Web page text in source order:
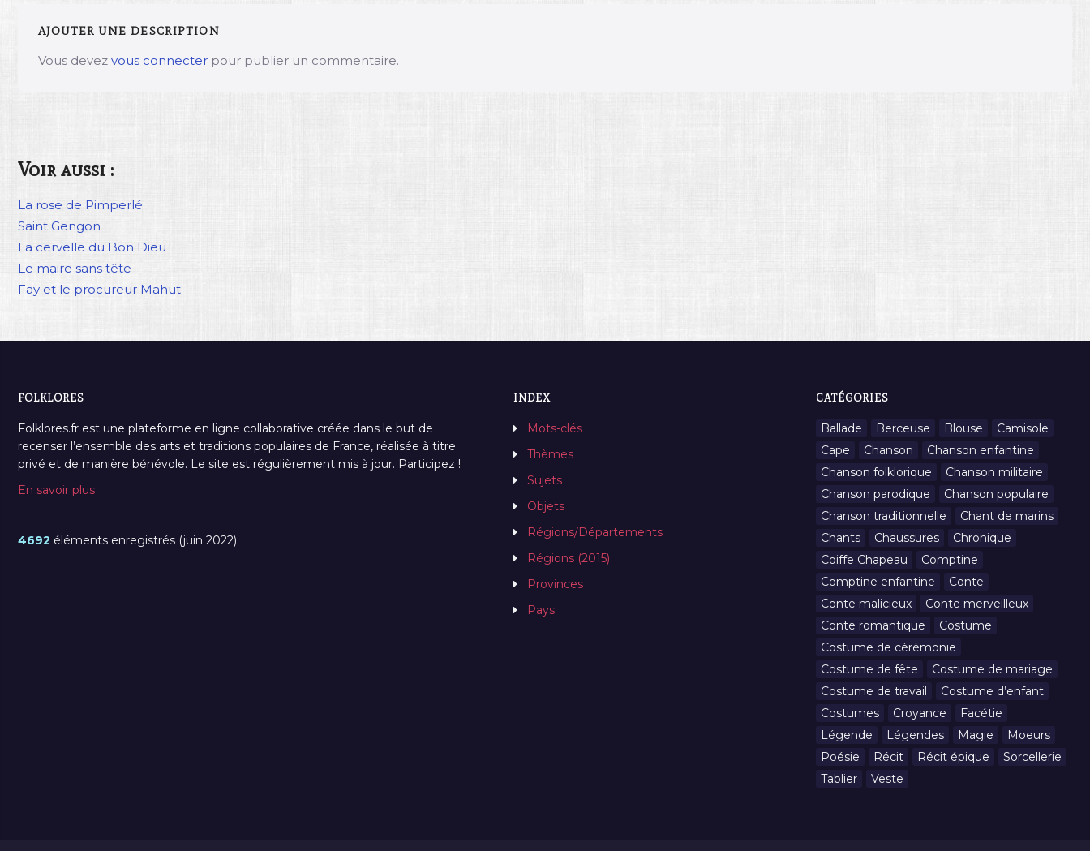
AJOUTER UNE DESCRIPTION
Vous devez vous connecter pour publier un commentaire.
Voir aussi :
La rose de Pimperlé
Saint Gengon
La cervelle du Bon Dieu
Le maire sans tête
Fay et le procureur Mahut
FOLKLORES
Folklores.fr est une plateforme en ligne collaborative créée dans le but de
recenser l’ensemble des arts et traditions populaires de France, réalisée à titre
privé et de manière bénévole. Le site est régulièrement mis à jour. Participez !
En savoir plus
4692 éléments enregistrés (juin 2022)
INDEX
Mots-clés
Thèmes
Sujets
Objets
Régions/Départements
Régions (2015)
Provinces
Pays
CATÉGORIES
Ballade Berceuse Blouse
Camisole
Cape
Chanson
Chanson enfantine
Chanson folklorique
Chanson militaire
Chanson parodique
Chanson populaire
Chanson traditionnelle
Chant de marins
Chants
Chaussures
Chronique
Coiffe Chapeau
Comptine
Comptine enfantine
Conte
Conte malicieux
Conte merveilleux
Conte romantique
Costume
Costume de cérémonie
Costume de fête
Costume de mariage
Costume de travail
Costume d’enfant
Costumes
Croyance
Facétie
Légende
Légendes Magie
Moeurs
Poésie
Récit Récit épique
Sorcellerie
Tablier
Veste